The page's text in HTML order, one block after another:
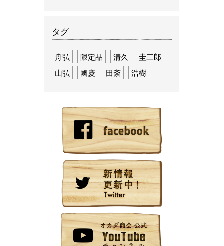
タグ
舟弘 限定品 清久
圭三郎
山弘
國慶 田斎 浩樹